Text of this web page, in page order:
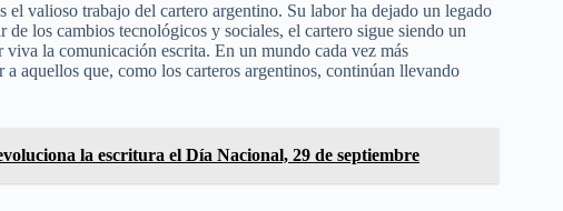
valioso trabajo del cartero argentino. Su labor ha dejado un legado
los cambios tecnológicos y sociales, el cartero sigue siendo un
la comunicación escrita. En un mundo cada vez más
aquellos que, como los carteros argentinos, continúan llevando
la escritura el Día Nacional, 29 de septiembre